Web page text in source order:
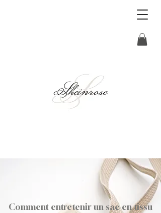
Comment entretenir un sac en tissu